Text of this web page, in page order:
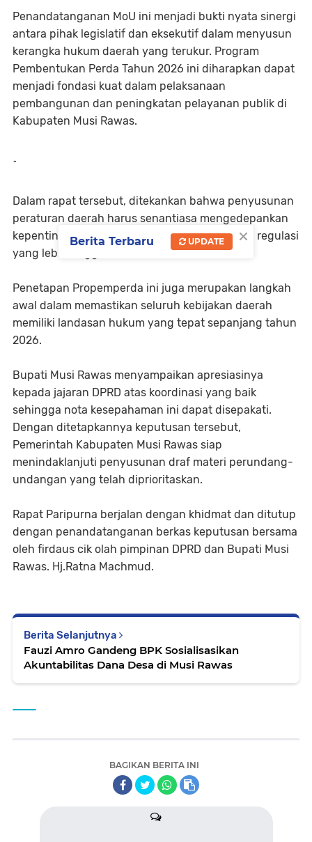
Penandatanganan MoU ini menjadi bukti nyata sinergi
antara pihak legislatif dan eksekutif dalam menyusun
kerangka hukum daerah yang terukur. Program
Pembentukan Perda Tahun 2026 ini diharapkan dapat
menjadi fondasi kuat dalam pelaksanaan
pembangunan dan peningkatan pelayanan publik di
Kabupaten Musi Rawas.
-
Dalam rapat tersebut, ditekankan bahwa penyusunan
peraturan daerah harus senantiasa mengedepankan
kepentingan masyarakat serta selaras dengan regulasi
yang lebih tinggi.
Penetapan Propemperda ini juga merupakan langkah
awal dalam memastikan seluruh kebijakan daerah
memiliki landasan hukum yang tepat sepanjang tahun
2026.
Bupati Musi Rawas menyampaikan apresiasinya
kepada jajaran DPRD atas koordinasi yang baik
sehingga nota kesepahaman ini dapat disepakati.
Dengan ditetapkannya keputusan tersebut,
Pemerintah Kabupaten Musi Rawas siap
menindaklanjuti penyusunan draf materi perundang-
undangan yang telah diprioritaskan.
Rapat Paripurna berjalan dengan khidmat dan ditutup
dengan penandatanganan berkas keputusan bersama
oleh firdaus cik olah pimpinan DPRD dan Bupati Musi
Rawas. Hj.Ratna Machmud.
Berita Selanjutnya
Fauzi Amro Gandeng BPK Sosialisasikan
Akuntabilitas Dana Desa di Musi Rawas
BAGIKAN BERITA INI
×
Berita Terbaru UPDATE